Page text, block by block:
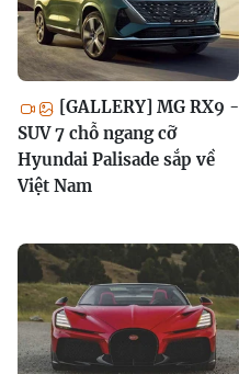
[GALLERY] MG RX9 -
SUV 7 chỗ ngang cỡ
Hyundai Palisade sắp về
Việt Nam